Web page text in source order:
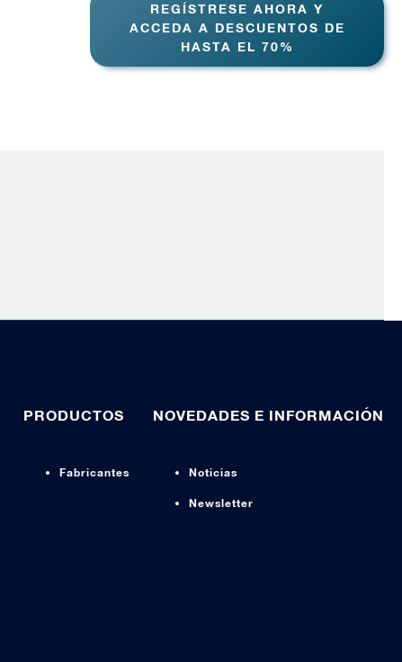
REGÍSTRESE AHORA Y
ACCEDA A DESCUENTOS DE
HASTA EL 70%
PRODUCTOS
Fabricantes
NOVEDADES E INFORMACIÓN
Noticias
Newsletter